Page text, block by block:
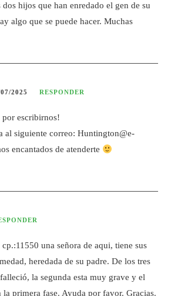
hijos que han enredado el gen de su
algo que se puede hacer. Muchas
2025 RESPONDER
escribirnos!
al siguiente correo:Huntington@e-
encantados de atenderte
una señora de aqui, tiene sus
heredada de su padre. De los tres
la segunda esta muy grave y el
la primera fase. Ayuda por favor. Gracias.